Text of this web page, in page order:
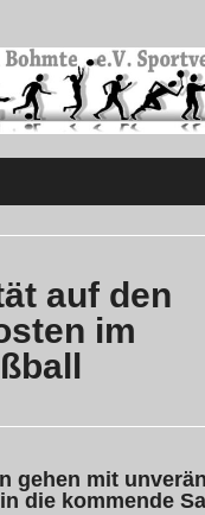
auf den
im
gehen mit
die kommende